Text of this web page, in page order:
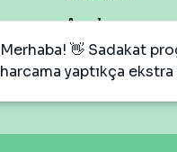
Ayarları
Merhaba! 👋 Sadakat
harcama yaptıkça